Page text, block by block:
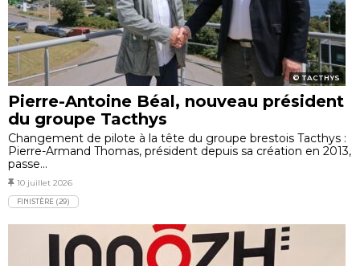
TACTHYS
Pierre-Antoine Béal, nouveau président
du groupe Tacthys
Changement de pilote à la tête du groupe brestois Tacthys :
Pierre-Armand Thomas, président depuis sa création en 2013,
passe...
10 juillet 2026
FINISTÈRE (29)